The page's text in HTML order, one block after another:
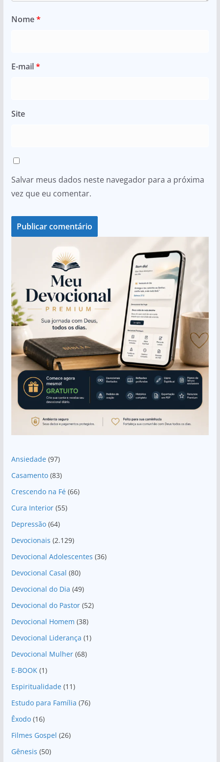
Nome*
E-mail*
Site
Salvar meus dados neste navegador para a próxima
vez que eu comentar.
Ansiedade(97)
Casamento(83)
Crescendo na Fé(66)
Cura Interior(55)
Depressão(64)
Devocionais (2.129)
Devocional Adolescentes (36)
Devocional Casal (80)
Devocional do Dia (49)
Devocional do Pastor(52)
Devocional Homem (38)
Devocional Liderança (1)
Devocional Mulher(68)
E-BOOK (1)
Espiritualidade(11)
Estudo para Família (76)
Êxodo(16)
Filmes Gospel (26)
Gênesis (50)